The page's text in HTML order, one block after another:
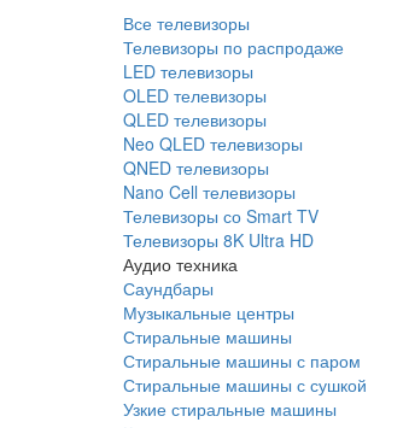
Все телевизоры
Телевизоры по распродаже
LED телевизоры
OLED телевизоры
QLED телевизоры
Neo QLED телевизоры
QNED телевизоры
Nano Cell телевизоры
Телевизоры со Smart TV
Телевизоры 8K Ultra HD
Аудио техника
Саундбары
Музыкальные центры
Стиральные машины
Стиральные машины с паром
Стиральные машины с сушкой
Узкие стиральные машины